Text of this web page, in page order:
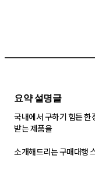
요약 설명글
국내에서 구하기 힘든 한
받는 제품을
소개해드리는 구매대행